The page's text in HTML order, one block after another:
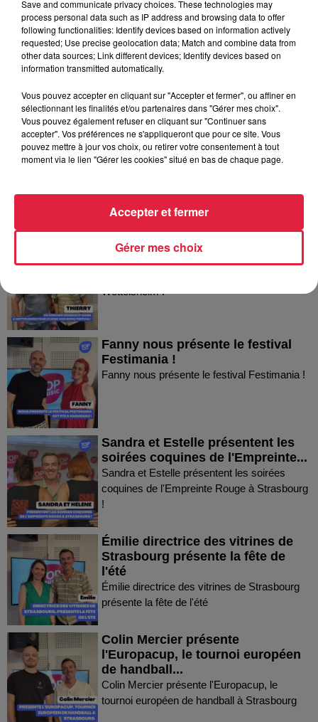
3 août 2026
Éclipse solaire le 12 août : où et
comment observer ce spectacle en...
Dans la même série
Thierry du Domaine Wunsch et
Mann à Wettolsheim !
Wettolsheim !
Fanny nous présente le festival
Festimania !
Fanny nous présente le festival Festimania !
Sandra et Estelle présentent les
soirées coquines de l'Empreinte...
Sandra et Estelle présentent les soirées
coquines de l'Empreinte Rouge à Strasbourg
!
Émilie directrice des vitrines de
Strasbourg présente la fête de
l'été
Émilie directrice des vitrines de Strasbourg
présente la fête de l'été
Colin Mercier présente
l'Europacup, le tournoi européen
de handball...
Colin Mercier présente l'Europacup, le
tournoi européen de handball à Strasbourg
Save and communicate privacy choices. These technologies may
process personal data such as IP address and browsing data to offer
following functionalities: Identify devices based on information actively
requested; Use precise geolocation data; Match and combine data from
other data sources; Link different devices; Identify devices based on
information transmitted automatically.
Vous pouvez accepter en cliquant sur "Accepter et fermer", ou affiner en
sélectionnant les finalités et/ou partenaires dans "Gérer mes choix".
Vous pouvez également refuser en cliquant sur "Continuer sans
accepter". Vos préférences ne s'appliqueront que pour ce site. Vous
pouvez mettre à jour vos choix, ou retirer votre consentement à tout
moment via le lien "Gérer les cookies" situé en bas de chaque page.
Gérer mes choix
Accepter et fermer